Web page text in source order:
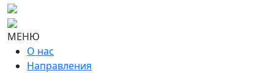
МЕНЮ
О нас
Направления